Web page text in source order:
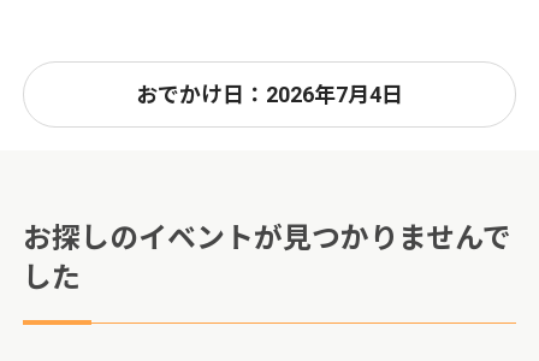
おでかけ日：2026年7月4日
お探しのイベントが見つかりませんで
した